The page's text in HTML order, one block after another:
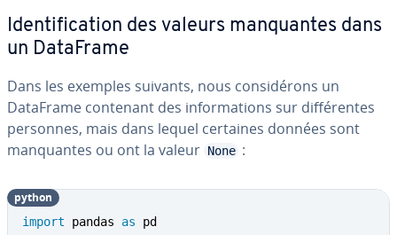
Iden­ti­fi­ca­tion des valeurs man­quantes dans
un DataFrame
Dans les exemples suivants, nous con­si­dé­rons un
DataFrame contenant des in­for­ma­tions sur dif­fé­rentes
personnes, mais dans lequel certaines données sont
man­quantes ou ont la valeur None :
import pandas as
python